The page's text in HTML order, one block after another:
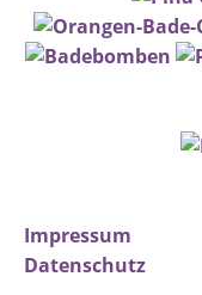
Impressum
Datenschutz